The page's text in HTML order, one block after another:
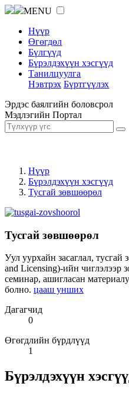
MENU
Нүүр
Өгөгдөл
Бүлгүүд
Бүрэлдэхүүн хэсгүүд
Танилцуулга
Нэвтрэх Бүртгүүлэх
Эрдэс баялгийн боловсрол
Мэдлэгийн Портал
Нүүр
Бүрэлдэхүүн хэсгүүд
Тусгай зөвшөөрөл
Тусгай зөвшөөрөл
Уул уурхайн засаглал,
and Licensing)-ийн чиглэлээр
семинар, ашигласан
болно. цааш унших
Дагагчид
0
Өгөгдлийн бүрдлүүд
1
Бүрэлдэхүүн